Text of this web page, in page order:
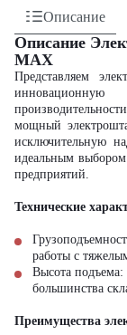
Описание
Описание
MAX
Представляем
инновационную
мощный
исключительную
идеальным
предприятий.
Технические
работы с
Высота
большинства
Преимущества